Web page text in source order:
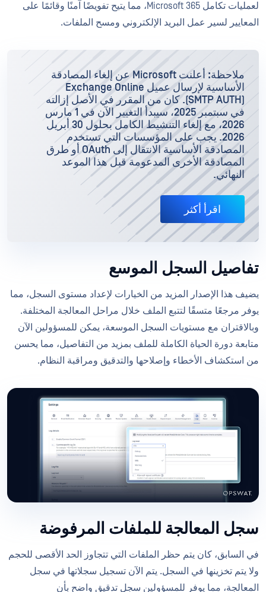
لعمليات تكامل Microsoft 365، مما يتيح تفويضًا آمنًا وقائمًا على
المعايير لسير عمل البريد الإلكتروني ومسح الملفات.
ملاحظة: أعلنت Microsoft عن إلغاء المصادقة
الأساسية لإرسال عميل Exchange Online
(SMTP AUTH). كان من المقرر في الأصل إزالته
في سبتمبر 2025، سيبدأ التغيير الآن في 1 مارس
2026، مع إلغاء التنشيط الكامل بحلول 30 أبريل
2026. يجب على المؤسسات التي تستخدم
المصادقة الأساسية الانتقال إلى OAuth أو طرق
المصادقة الأخرى المدعومة قبل هذا الموعد
النهائي.
اقرأ أكثر
تفاصيل السجل الموسع
يضيف هذا الإصدار المزيد من الخيارات لإعداد مستوى السجل، مما
يوفر مرجعًا متسقًا لتتبع الملف خلال مراحل المعالجة المختلفة.
وبالاقتران مع مستويات السجل الموسعة، يمكن للمسؤولين الآن
متابعة دورة الحياة الكاملة للملف بمزيد من التفاصيل، مما يحسن
من استكشاف الأخطاء وإصلاحها والتدقيق ومراقبة النظام.
سجل المعالجة للملفات المرفوضة
في السابق، كان يتم حظر الملفات التي تتجاوز الحد الأقصى للحجم
ولا يتم تخزينها في السجل. يتم الآن تسجيل سجلاتها في سجل
المعالجة، مما يوفر للمسؤولين سجل تدقيق واضح بأن